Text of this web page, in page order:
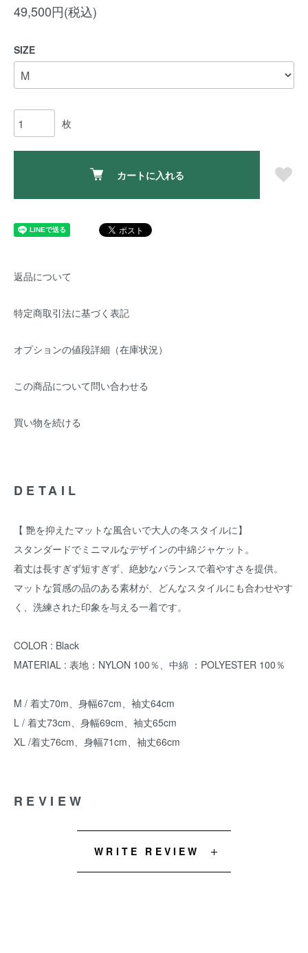
49,500円(税込)
SIZE
枚
カートに入れる
返品について
特定商取引法に基づく表記
オプションの値段詳細（在庫状況）
この商品について問い合わせる
買い物を続ける
DETAIL
【 艶を抑えたマットな風合いで大人の冬スタイルに】
スタンダードでミニマルなデザインの中綿ジャケット。
着丈は長すぎず短すぎず、絶妙なバランスで着やすさを提供。
マットな質感の品のある素材が、どんなスタイルにも合わせやす
く、洗練された印象を与える一着です。
COLOR : Black
MATERIAL : 表地：NYLON 100％、中綿 ：POLYESTER 100％
M / 着丈70m、身幅67cm、袖丈64cm
L / 着丈73cm、身幅69cm、袖丈65cm
XL /着丈76cm、身幅71cm、袖丈66cm
REVIEW
WRITE REVIEW